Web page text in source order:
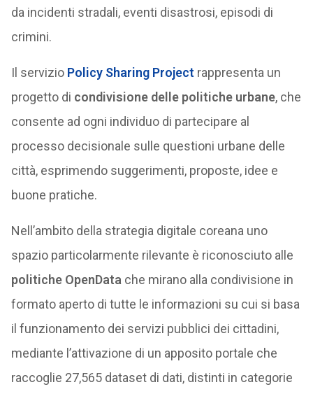
da incidenti stradali, eventi disastrosi, episodi di
crimini.
Il servizio Policy Sharing Project rappresenta un
progetto di condivisione delle politiche urbane, che
consente ad ogni individuo di partecipare al
processo decisionale sulle questioni urbane delle
città, esprimendo suggerimenti, proposte, idee e
buone pratiche.
Nell’ambito della strategia digitale coreana uno
spazio particolarmente rilevante è riconosciuto alle
politiche OpenData che mirano alla condivisione in
formato aperto di tutte le informazioni su cui si basa
il funzionamento dei servizi pubblici dei cittadini,
mediante l’attivazione di un apposito portale che
raccoglie 27,565 dataset di dati, distinti in categorie